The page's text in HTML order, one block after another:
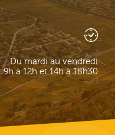
Du mardi au vendredi
9h à 12h et 14h à 18h30